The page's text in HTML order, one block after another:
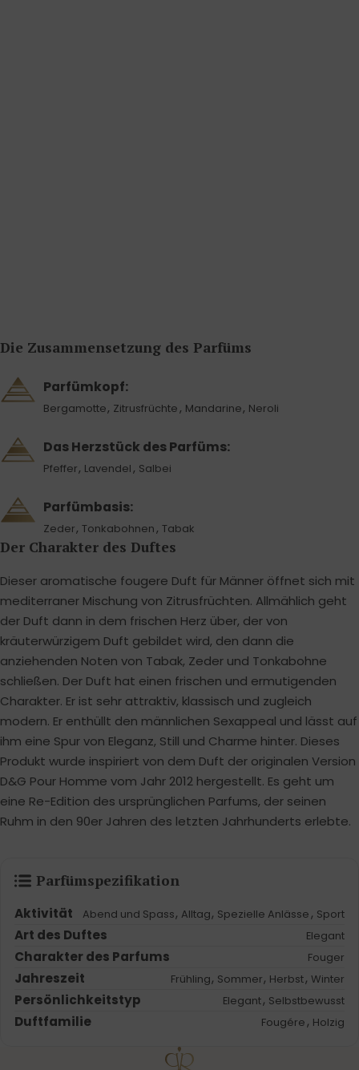
Die Zusammensetzung des Parfüms
Parfümkopf:
Bergamotte, Zitrusfrüchte , Mandarine, Neroli
Das Herzstück des Parfüms:
Pfeffer, Lavendel , Salbei
Parfümbasis:
Zeder, Tonkabohnen , Tabak
Der Charakter des Duftes
Dieser aromatische fougere Duft für Männer öffnet sich mit
mediterraner Mischung von Zitrusfrüchten. Allmählich geht
der Duft dann in dem frischen Herz über, der von
kräuterwürzigem Duft gebildet wird, den dann die
anziehenden Noten von Tabak, Zeder und Tonkabohne
schließen. Der Duft hat einen frischen und ermutigenden
Charakter. Er ist sehr attraktiv, klassisch und zugleich
modern. Er enthüllt den männlichen Sexappeal und lässt auf
ihm eine Spur von Eleganz, Still und Charme hinter. Dieses
Produkt wurde inspiriert von dem Duft der originalen Version
D&G Pour Homme vom Jahr 2012 hergestellt. Es geht um
eine Re-Edition des ursprünglichen Parfums, der seinen
Ruhm in den 90er Jahren des letzten Jahrhunderts erlebte.
Parfümspezifikation
Aktivität Abend und Spass, Alltag, Spezielle Anlässe , Sport
Art des Duftes Elegant
Charakter des Parfums Fouger
Jahreszeit Frühling, Sommer, Herbst, Winter
Persönlichkeitstyp Elegant, Selbstbewusst
Duftfamilie Fougére , Holzig